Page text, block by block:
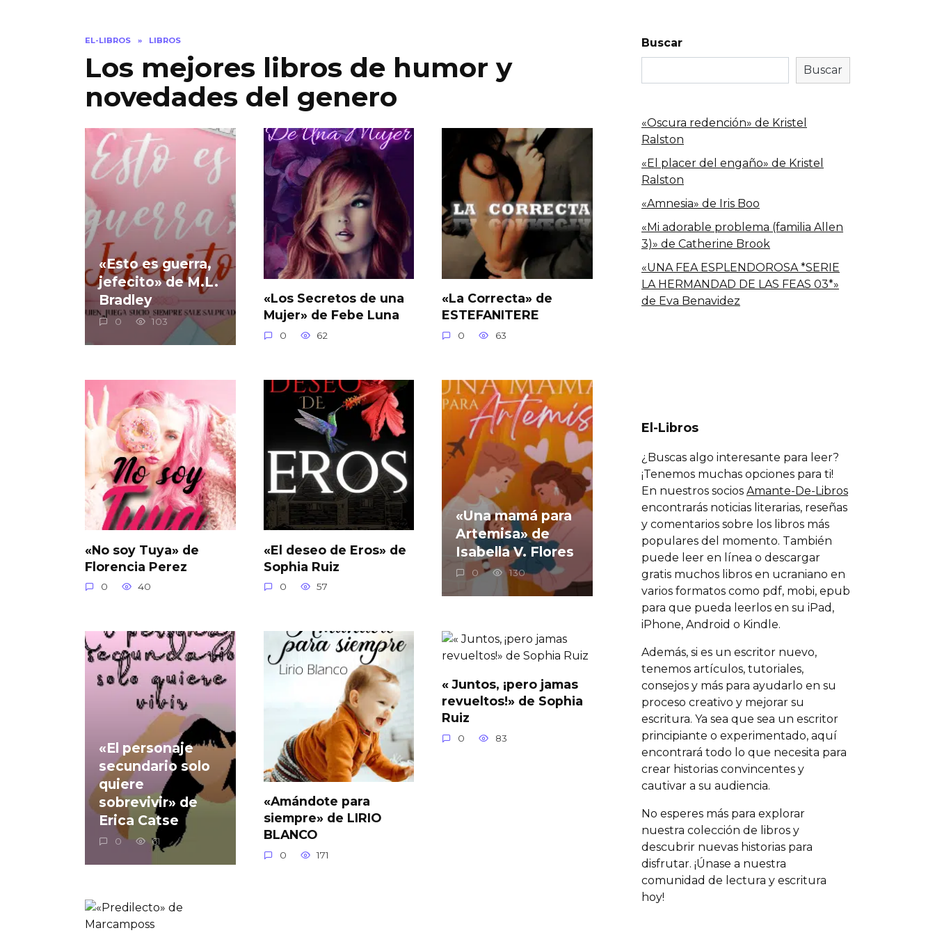
EL-LIBROS » LIBROS
Los mejores libros de humor y
novedades del genero
«Esto es guerra,
jefecito» de M.L.
Bradley
0 103
«Los Secretos de una
Mujer» de Febe Luna
0 62
«La Correcta» de
ESTEFANITERE
0 63
«No soy Tuya» de
Florencia Perez
0 40
«El deseo de Eros» de
Sophia Ruiz
0 57
«Una mamá para
Artemisa» de
Isabella V. Flores
0 130
«El personaje
secundario solo
quiere
sobrevivir» de
Erica Catse
0 61
«Amándote para
siempre» de LIRIO
BLANCO
0 171
« Juntos, ¡pero jamas
revueltos!» de Sophia
Ruiz
0 83
Buscar
Buscar
«Oscura redención» de Kristel
Ralston
«El placer del engaño» de Kristel
Ralston
«Amnesia» de Iris Boo
«Mi adorable problema (familia Allen
3)» de Catherine Brook
«UNA FEA ESPLENDOROSA *SERIE
LA HERMANDAD DE LAS FEAS 03*»
de Eva Benavidez
El-Libros
¿Buscas algo interesante para leer?
¡Tenemos muchas opciones para ti!
En nuestros socios Amante-De-Libros
encontrarás noticias literarias, reseñas
y comentarios sobre los libros más
populares del momento. También
puede leer en línea o descargar
gratis muchos libros en ucraniano en
varios formatos como pdf, mobi, epub
para que pueda leerlos en su iPad,
iPhone, Android o Kindle.
Además, si es un escritor nuevo,
tenemos artículos, tutoriales,
consejos y más para ayudarlo en su
proceso creativo y mejorar su
escritura. Ya sea que sea un escritor
principiante o experimentado, aquí
encontrará todo lo que necesita para
crear historias convincentes y
cautivar a su audiencia.
No esperes más para explorar
nuestra colección de libros y
descubrir nuevas historias para
disfrutar. ¡Únase a nuestra
comunidad de lectura y escritura
hoy!